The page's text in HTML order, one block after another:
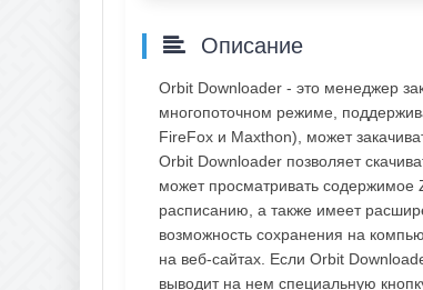
Описание
Orbit Downloader - это менеджер
многопоточном режиме,
FireFox и Maxthon), может
Orbit Downloader позволяет
может просматривать содержимое
расписанию, а также имеет
возможность сохранения на
на веб-сайтах. Если Orbit
выводит на нем специальную